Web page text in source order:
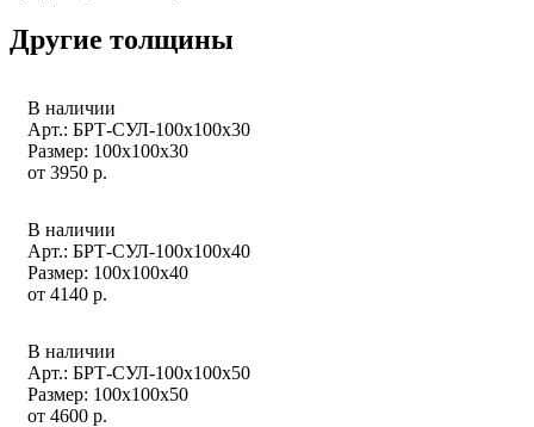
Другие толщины
В наличии
Арт.: БРТ-СУЛ-100х100х30
Размер: 100х100х30
от 3950 р.
В наличии
Арт.: БРТ-СУЛ-100х100х40
Размер: 100х100х40
от 4140 р.
В наличии
Арт.: БРТ-СУЛ-100х100х50
Размер: 100х100х50
от 4600 р.